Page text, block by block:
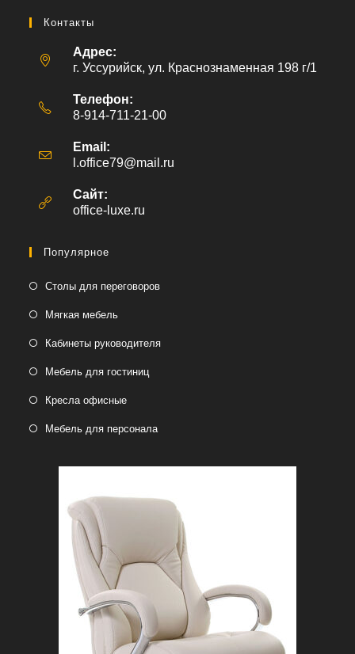
Контакты
Адрес:
г. Уссурийск, ул. Краснознаменная 198 г/1
Телефон:
8-914-711-21-00
Email:
l.office79@mail.ru
Сайт:
office-luxe.ru
Популярное
Столы для переговоров
Мягкая мебель
Кабинеты руководителя
Мебель для гостиниц
Кресла офисные
Мебель для персонала